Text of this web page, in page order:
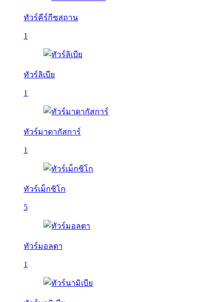
ทัวร์คีร์กีซสถาน
1
ทัวร์ลิเบีย
1
ทัวร์มาดากัสการ์
1
ทัวร์เม็กซิโก
5
ทัวร์มอลตา
1